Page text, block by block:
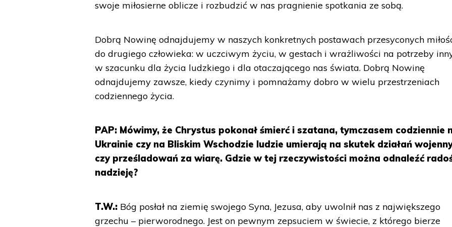
swoje miłosierne oblicze i rozbudzić w nas pragnienie spotkania ze sobą.
Dobrą Nowinę odnajdujemy w naszych konkretnych postawach przesyconych
do drugiego człowieka: w uczciwym życiu, w gestach i wrażliwości na potrzeby
w szacunku dla życia ludzkiego i dla otaczającego nas świata. Dobrą Nowinę
odnajdujemy zawsze, kiedy czynimy i pomnażamy dobro w wielu przestrzeniach
codziennego życia.
PAP: Mówimy, że Chrystus pokonał śmierć i szatana, tymczasem codziennie
Ukrainie czy na Bliskim Wschodzie ludzie umierają na skutek działań
czy prześladowań za wiarę. Gdzie w tej rzeczywistości można odnaleźć
nadzieję?
T.W.: Bóg posłał na ziemię swojego Syna, Jezusa, aby uwolnił nas z największego
grzechu – pierworodnego. Jest on pewnym zepsuciem w świecie, z którego bierze